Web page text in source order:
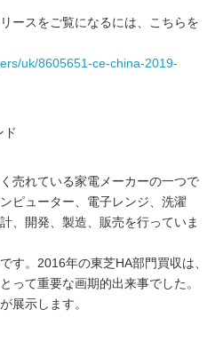
ースをご覧になるには、こちらを
uk/8605651-ce-china-2019-
ド
売れている家電メーカーの一つで
ピューター、電子レンジ、洗濯
、開発、製造、販売を行っていま
す。2016年の東芝HA部門買収は、
って重要な画期的出来事でした。
展示します。